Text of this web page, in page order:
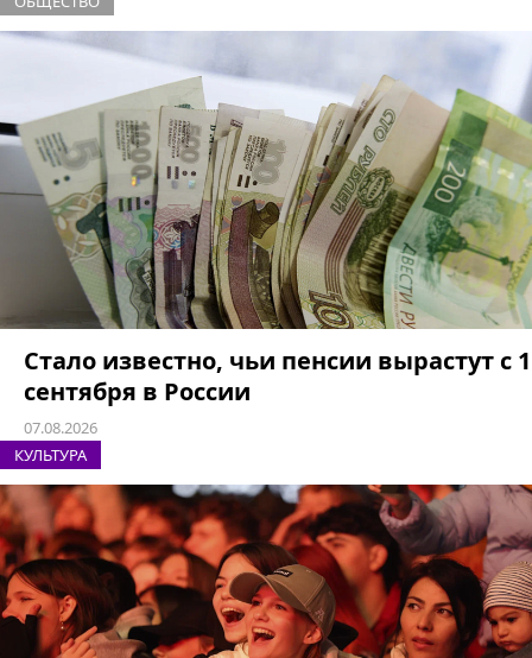
Стало известно, чьи пенсии вырастут с 1
сентября в России
07.08.2026
КУЛЬТУРА